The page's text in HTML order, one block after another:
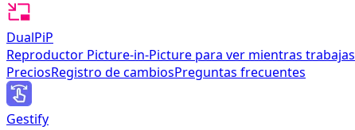
DualPiP
Reproductor Picture-in-Picture para ver mientras trabajas
PreciosRegistro de cambiosPreguntas frecuentes
Gestify